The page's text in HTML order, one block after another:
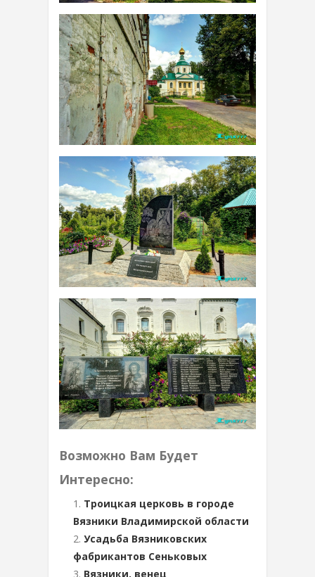
Возможно Вам Будет
Интересно:
Троицкая церковь в городе
Вязники Владимирской области
Усадьба Вязниковских
фабрикантов Сеньковых
Вязники, венец